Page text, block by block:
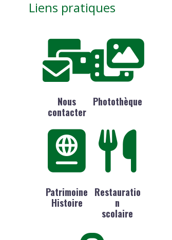
Liens pratiques
Nous
contacter
Photothèque
Patrimoine
Histoire
Restauratio
n
scolaire